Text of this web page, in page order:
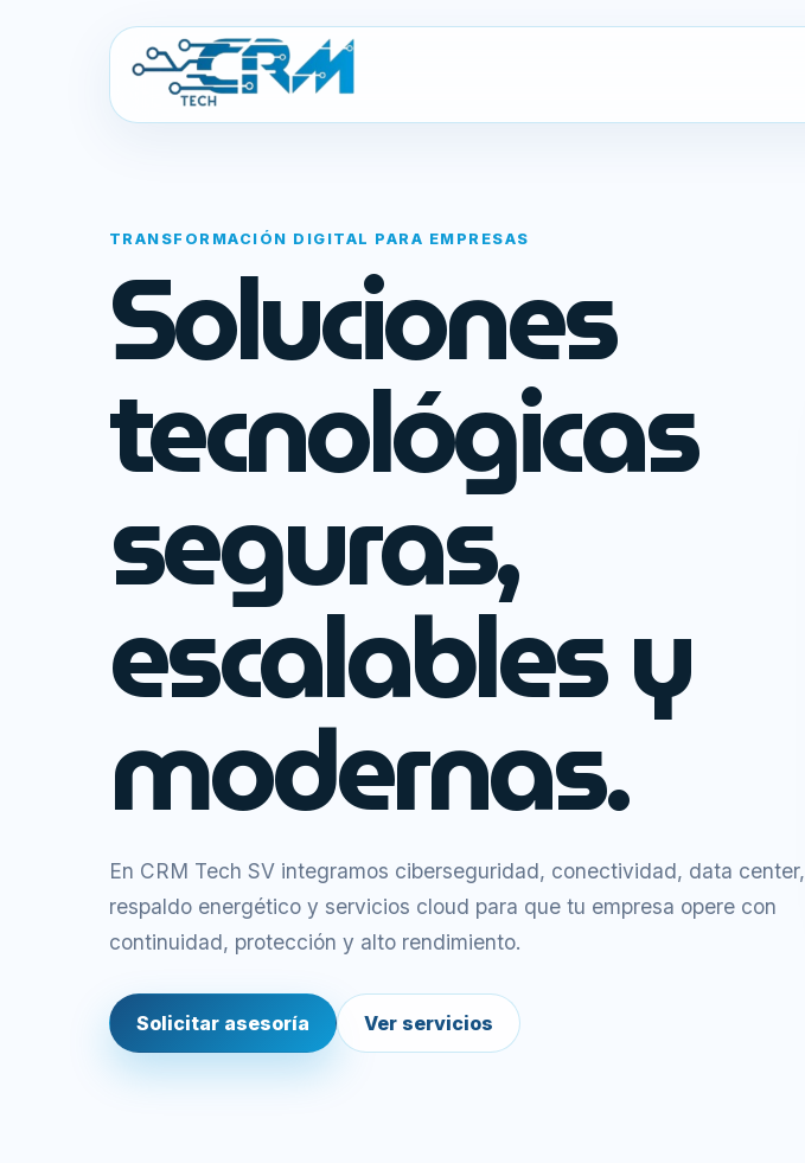
TRANSFORMACIÓN DIGITAL PARA EMPRESAS
Soluciones
tecnológicas
seguras,
escalables y
modernas.
En CRM Tech SV integramos ciberseguridad, conectividad, data center,
respaldo energético y servicios cloud para que tu empresa opere con
continuidad, protección y alto rendimiento.
Solicitar asesoría Ver servicios